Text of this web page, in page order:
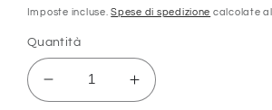
di
Imposte incluse.Spese di spedizione calcolate
Quantità
Diminuisci
Aumenta